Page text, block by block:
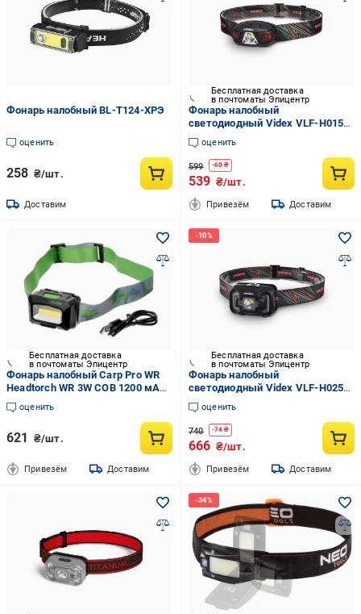
Фонарь налобный BL-T124-ХРЭ
оценить
258 ₴/шт.
Доставим
Бесплатная доставка
в почтоматы Эпицентр
Фонарь налобный
светодиодный Videx VLF-H015
330 Lm 5000K
оценить
599 -60 ₴
539 ₴/шт.
Привезём Доставим
Бесплатная доставка
в почтоматы Эпицентр
Фонарь налобный Carp Pro WR
Headtorch WR 3W COB 1200 мАч
(2299355602)
оценить
621 ₴/шт.
Привезём Доставим
Бесплатная доставка
в почтоматы Эпицентр
Фонарь налобный
светодиодный Videx VLF-H025C
310Lm 5000K
оценить
740 -74 ₴
666 ₴/шт.
Привезём Доставим